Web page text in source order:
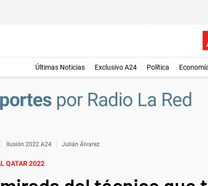
Últimas Noticias Exclusivo A24 Política
Ilusión 2022 A24 Julián Álvarez
QATAR 2022